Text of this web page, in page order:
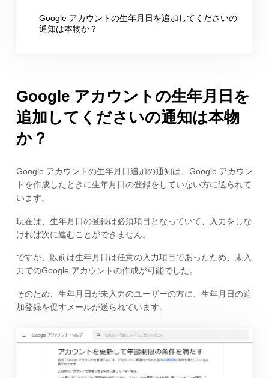
Google アカウントの生年月日を追加してくださいの
通知は本物か？
Google アカウントの生年月日を
追加してくださいの通知は本物
か？
Google アカウントの生年月日追加の通知は、Google アカウン
トを作成したときに生年月日の登録をしていない方に送られて
います。
現在は、生年月日の登録は必須項目となっていて、入力をしな
ければ次に進むことができません。
ですが、以前は生年月日は任意の入力項目であったため、未入
力でのGoogle アカウントの作成が可能でした。
そのため、生年月日が未入力のユーザーの方に、生年月日の追
加登録を促すメールが送られています。